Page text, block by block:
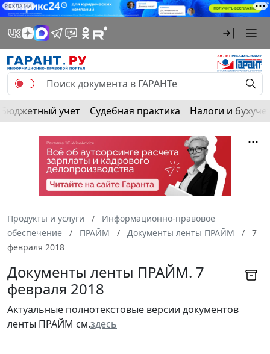
РЕКЛАМА
Бюджетный учет Судебная практика Налоги и
Продукты и услуги
Информационно-правовое
обеспечение
ПРАЙМ Документы ленты ПРАЙМ
7
февраля 2018
Документы ленты ПРАЙМ. 7
февраля 2018
Актуальные полнотекстовые версии документов
ленты ПРАЙМ см.здесь